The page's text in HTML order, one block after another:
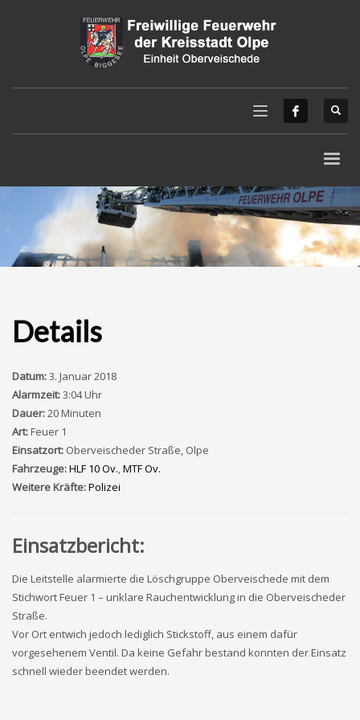
Details
Datum:3. Januar 2018
Alarmzeit:3:04 Uhr
Dauer:20 Minuten
Art:Feuer 1
Einsatzort: Oberveischeder Straße, Olpe
Fahrzeuge:HLF 10 Ov.,MTF Ov.
Weitere Kräfte:Polizei
Einsatzbericht:
Die Leitstelle alarmierte die Löschgruppe Oberveischede mit dem
Stichwort Feuer 1 – unklare Rauchentwicklung in die Oberveischeder
Straße.
Vor Ort entwich jedoch lediglich Stickstoff, aus einem dafür
vorgesehenem Ventil. Da keine Gefahr bestand konnten der Einsatz
schnell wieder beendet werden.